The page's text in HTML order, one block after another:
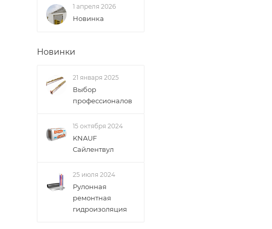
1 апреля 2026
Новинка
Новинки
21 января 2025
Выбор
профессионалов
15 октября 2024
KNAUF
Сайлентвул
25 июля 2024
Рулонная
ремонтная
гидроизоляция